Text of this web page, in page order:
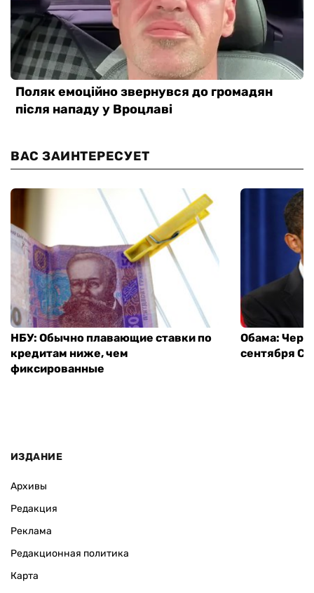
ВАС ЗАИНТЕРЕСУЕТ
НБУ: Обычно плавающие ставки по
кредитам ниже, чем
фиксированные
Обама:
сентября
ИЗДАНИЕ
Архивы
Редакция
Реклама
Редакционная политика
Карта